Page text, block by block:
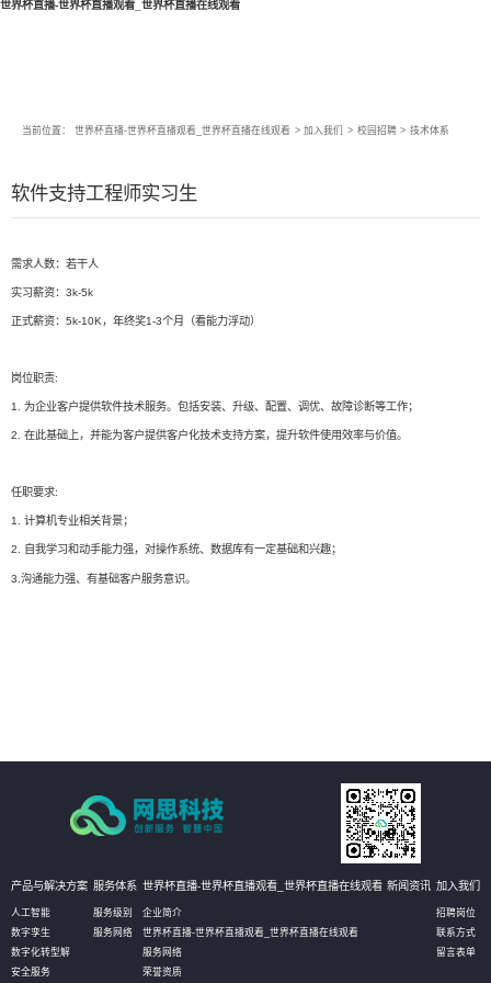
世界杯直播-世界杯直播观看_世界杯直播在线观看
当前位置： 世界杯直播-世界杯直播观看_世界杯直播在线观看 > 加入我们 > 校园招聘 > 技术体系
软件支持工程师实习生
需求人数：若干人
实习薪资：3k-5k
正式薪资：5k-10K，年终奖1-3个月（看能力浮动）
岗位职责:
1. 为企业客户提供软件技术服务。包括安装、升级、配置、调优、故障诊断等工作；
2. 在此基础上，并能为客户提供客户化技术支持方案，提升软件使用效率与价值。
任职要求:
1. 计算机专业相关背景；
2. 自我学习和动手能力强，对操作系统、数据库有一定基础和兴趣；
3.沟通能力强、有基础客户服务意识。
产品与解决方案
人工智能
数字孪生
数字化转型解
安全服务
服务体系
服务级别
服务网络
世界杯直播-世界杯直播观看_世界杯直播在线观看
企业简介
世界杯直播-世界杯直播观看_世界杯直播在线观看
服务网络
荣誉资质
新闻资讯 加入我们
招聘岗位
联系方式
留言表单